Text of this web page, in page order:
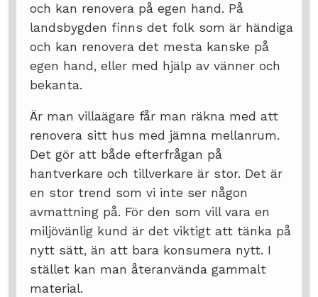
och kan renovera på egen hand. På
landsbygden finns det folk som är händiga
och kan renovera det mesta kanske på
egen hand, eller med hjälp av vänner och
bekanta.
Är man villaägare får man räkna med att
renovera sitt hus med jämna mellanrum.
Det gör att både efterfrågan på
hantverkare och tillverkare är stor. Det är
en stor trend som vi inte ser någon
avmattning på. För den som vill vara en
miljövänlig kund är det viktigt att tänka på
nytt sätt, än att bara konsumera nytt. I
stället kan man återanvända gammalt
material.